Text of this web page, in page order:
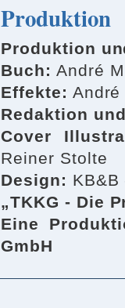
Produktion
Produktion
Buch: André
Effekte:
Redaktion
Cover
Reiner Stolte
Design:
„TKKG - Die
Eine
GmbH